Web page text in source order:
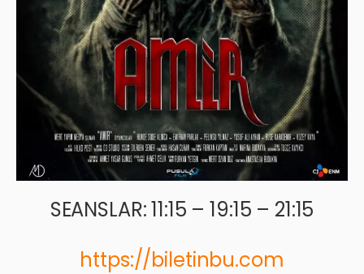
SEANSLAR: 11:15 – 19:15 – 21:15
https://biletinbu.com